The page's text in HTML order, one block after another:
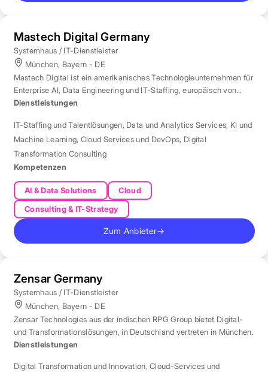
Mastech Digital Germany
Systemhaus / IT-Dienstleister
München, Bayern - DE
Mastech Digital ist ein amerikanisches Technologieunternehmen für
Enterprise AI, Data Engineering und IT-Staffing, europäisch von
London aus betreut.
Dienstleistungen
IT-Staffing und Talentlösungen, Data und Analytics Services, KI und
Machine Learning, Cloud Services und DevOps, Digital
Transformation Consulting
Kompetenzen
AI & Data Solutions
Cloud
Consulting & IT-Strategy
Zum Anbieter→
Zensar Germany
Systemhaus / IT-Dienstleister
München, Bayern - DE
Zensar Technologies aus der indischen RPG Group bietet Digital-
und Transformationslösungen, in Deutschland vertreten in München.
Dienstleistungen
Digital Transformation und Innovation,Cloud-Services und